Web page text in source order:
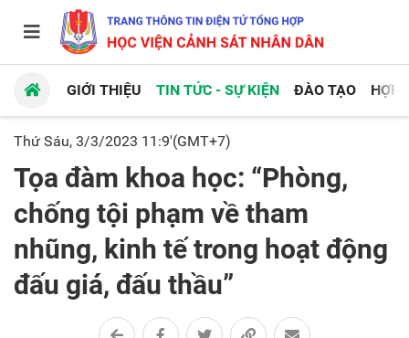
GIỚI THIỆU TIN TỨC - SỰ KIỆN ĐÀO TẠO HỢP
Thứ Sáu, 3/3/2023 11:9'(GMT+7)
Tọa đàm khoa học: “Phòng,
chống tội phạm về tham
nhũng, kinh tế trong hoạt động
đấu giá, đấu thầu”